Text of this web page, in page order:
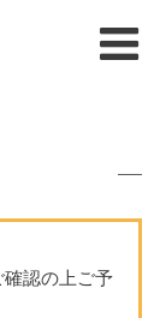
認の上ご予